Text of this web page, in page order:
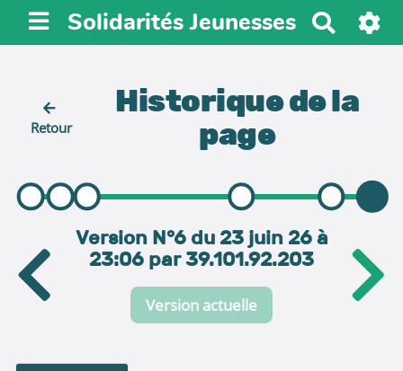
Solidarités Jeunesses
e
h
e
h
e
Retour
Historique de la
page
Version N°6 du 23 juin 26 à
23:06 par 39.101.92.203
Version actuelle